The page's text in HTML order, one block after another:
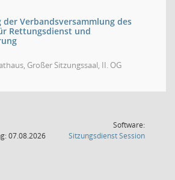
Verbandsversammlung des
Rettungsdienst und
Großer Sitzungssaal, II. OG
07.08.2026
Software:
SitzungsdienstSession(Wird in